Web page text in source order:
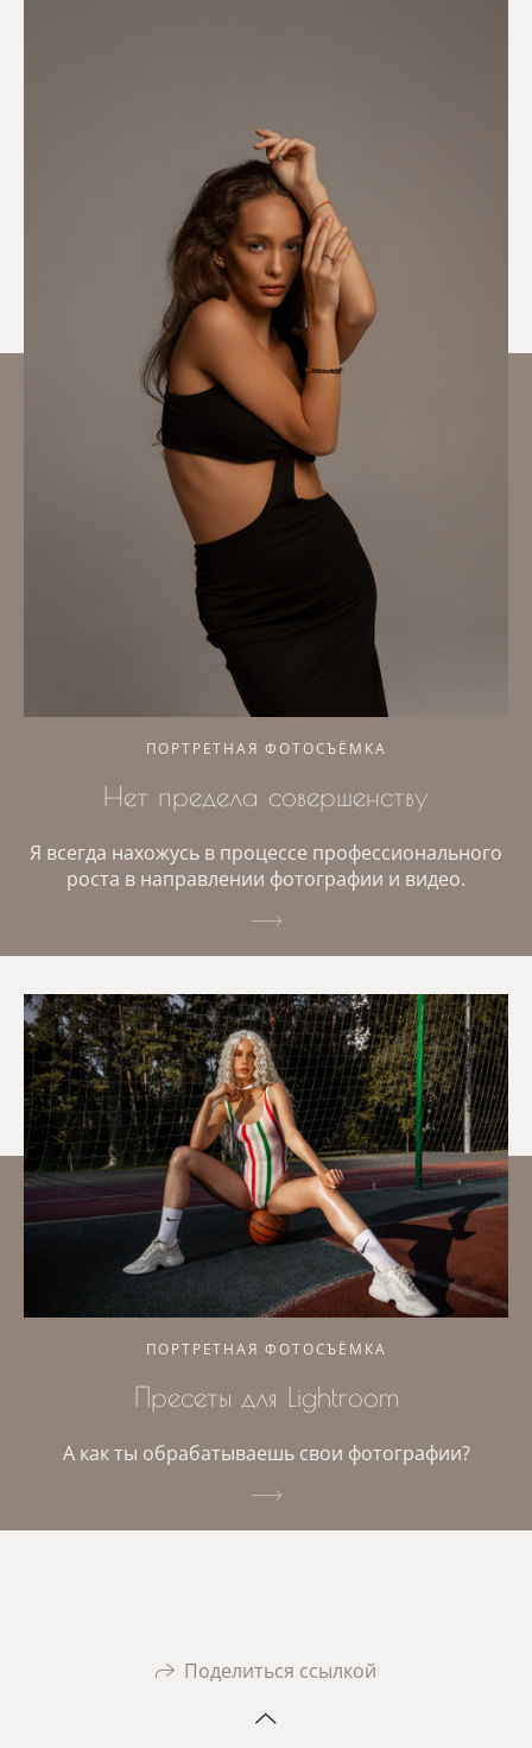
ПОРТРЕТНАЯ ФОТОСЪЁМКА
Нет предела совершенству
Я всегда нахожусь в процессе профессионального
роста в направлении фотографии и видео.
ПОРТРЕТНАЯ ФОТОСЪЁМКА
Пресеты для Lightroom
А как ты обрабатываешь свои фотографии?
Поделиться ссылкой